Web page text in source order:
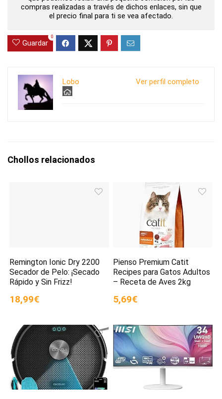
compras realizadas a través de dichos enlaces, sin que
el precio final para ti se vea afectado.
Guardar
0
Ver perfil completo
Lobo
Chollos relacionados
Remington Ionic Dry 2200
Secador de Pelo: ¡Secado
Rápido y Sin Frizz!
18,99€
Pienso Premium Catit
Recipes para Gatos Adultos
– Receta de Aves 2kg
5,69€